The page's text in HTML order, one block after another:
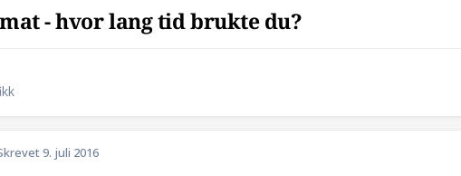
- hvor lang tid brukte du?
9. juli 2016